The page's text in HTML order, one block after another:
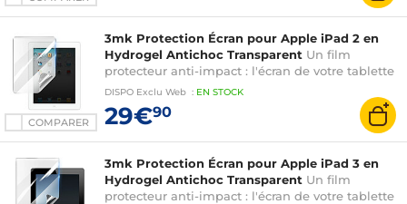
COMPARER
3mk Protection Écran pour Apple iPad 2 en
Hydrogel Antichoc Transparent Un film
protecteur anti-impact : l'écran de votre tablette
est renforcé jusqu'à 300%
DISPO Exclu Web : EN STOCK
29€90
3mk Protection Écran pour Apple iPad 3 en
Hydrogel Antichoc Transparent Un film
protecteur anti-impact : l'écran de votre tablette